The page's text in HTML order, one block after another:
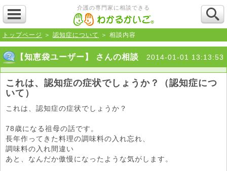
介護の専門家に相談できる
トップページ ＞ 認知症について ＞ 相談内容
【知恵袋ユーザー】 さんの相談 2014-01-01 13:13:53
これは、認知症の症状でしょうか？（認知症につ
いて）
これは、認知症の症状でしょうか？
78歳になる祖母の話です。
長年作ってきた料理の調味料の入れ忘れ、
調味料の入れ間違い
あと、なんだか傲慢になったような気がします。